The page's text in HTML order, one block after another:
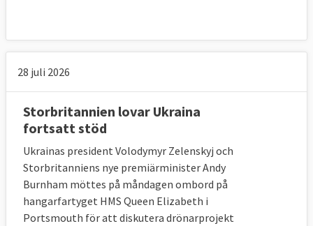
28 juli 2026
Storbritannien lovar Ukraina
fortsatt stöd
Ukrainas president Volodymyr Zelenskyj och
Storbritanniens nye premiärminister Andy
Burnham möttes på måndagen ombord på
hangarfartyget HMS Queen Elizabeth i
Portsmouth för att diskutera drönarprojekt